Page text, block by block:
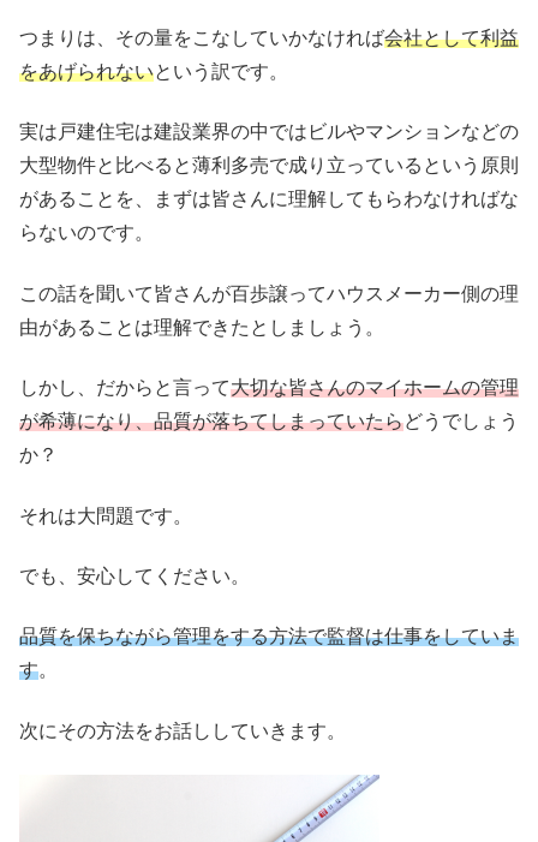
つまりは、その量をこなしていかなければ会社として利益
をあげられないという訳です。
実は戸建住宅は建設業界の中ではビルやマンションなどの
大型物件と比べると薄利多売で成り立っているという原則
があることを、まずは皆さんに理解してもらわなければな
らないのです。
この話を聞いて皆さんが百歩譲ってハウスメーカー側の理
由があることは理解できたとしましょう。
しかし、だからと言って大切な皆さんのマイホームの管理
が希薄になり、品質が落ちてしまっていたらどうでしょう
か？
それは大問題です。
でも、安心してください。
品質を保ちながら管理をする方法で監督は仕事をしていま
す。
次にその方法をお話ししていきます。